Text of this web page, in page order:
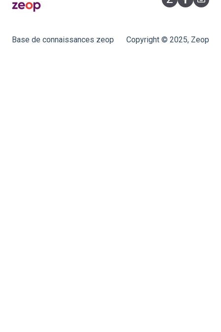
Base de connaissances zeop Copyright © 2025, Zeop